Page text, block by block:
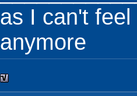
as I can't
anymore